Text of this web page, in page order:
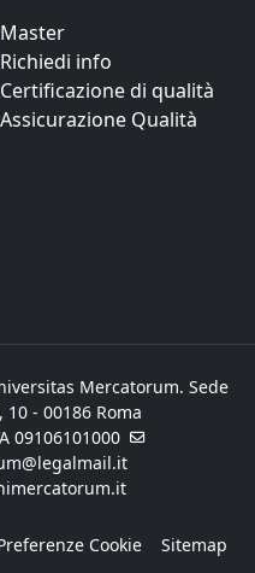
Master
Richiedi info
Certificazione di qualità
Assicurazione Qualità
Mercatorum. Sede
- 00186 Roma
09106101000
Cookie Sitemap